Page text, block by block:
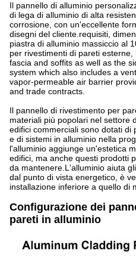
Il pannello di alluminio
di lega di alluminio di alta
corrosione, con un'eccellente
disegni del cliente.requisiti,
piastra di alluminio massiccio al
per rivestimenti di pareti
fascia and soffits as well as the
system which also includes a
vapor-permeable air barrier
and trade contracts.
Il pannello di rivestimento per
materiali più popolari nel settore
edifici commerciali sono dotati di
e di sistemi in alluminio nella
l'alluminio aggiunge un'estetica
edifici, ma anche questi prodotti
da mantenere.L'alluminio aiuta
dal punto di vista energetico, è
installazione inferiore a quello di
Configurazione dei
pareti in alluminio